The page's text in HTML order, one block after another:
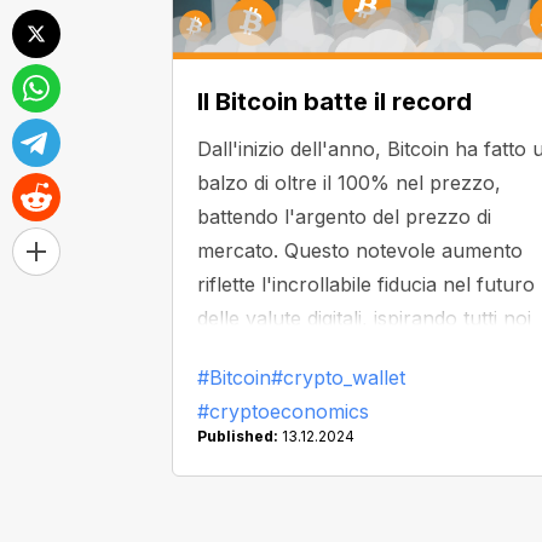
Il Bitcoin batte il record
Dall'inizio dell'anno, Bitcoin ha fatto
balzo di oltre il 100% nel prezzo,
battendo l'argento del prezzo di
mercato. Questo notevole aumento
riflette l'incrollabile fiducia nel futuro
delle valute digitali, ispirando tutti noi
attendono.
#Bitcoin#crypto_wallet
#cryptoeconomics
Published: 13.12.2024